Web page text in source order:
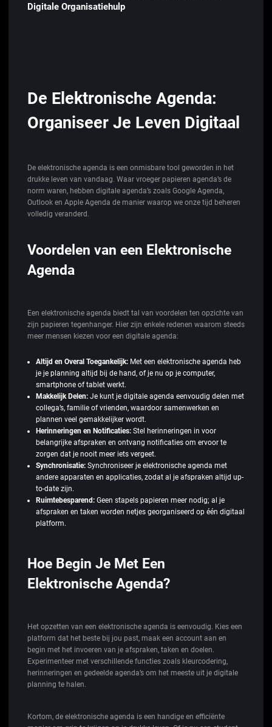
Digitale Organisatiehulp
De Elektronische Agenda:
Organiseer Je Leven Digitaal
De elektronische agenda is een onmisbare tool geworden in het
drukke leven van vandaag. Waar vroeger papieren agenda’s de
norm waren, hebben digitale agenda’s zoals Google Agenda,
Outlook en Apple Agenda de manier waarop we onze tijd beheren
volledig veranderd.
Voordelen van een Elektronische
Agenda
Een elektronische agenda biedt tal van voordelen ten opzichte van
zijn papieren tegenhanger. Hier zijn enkele redenen waarom steeds
meer mensen kiezen voor een digitale agenda:
Altijd en Overal Toegankelijk:Met een elektronische agenda heb
je je planning altijd bij de hand, of je nu op je computer,
smartphone of tablet werkt.
Makkelijk Delen:Je kunt je digitale agenda eenvoudig delen met
collega’s, familie of vrienden, waardoor samenwerken en
plannen veel gemakkelijker wordt.
Herinneringen en Notificaties:Stel herinneringen in voor
belangrijke afspraken en ontvang notificaties om ervoor te
zorgen dat je nooit meer iets vergeet.
Synchronisatie:Synchroniseer je elektronische agenda met
andere apparaten en applicaties, zodat al je afspraken altijd up-
to-date zijn.
Ruimtebesparend:Geen stapels papieren meer nodig; al je
afspraken en taken worden netjes georganiseerd op één digitaal
platform.
Hoe Begin Je Met Een
Elektronische Agenda?
Het opzetten van een elektronische agenda is eenvoudig. Kies een
platform dat het beste bij jou past, maak een account aan en
begin met het invoeren van je afspraken, taken en doelen.
Experimenteer met verschillende functies zoals kleurcodering,
herinneringen en gedeelde agenda’s om het meeste uit je digitale
planning te halen.
Kortom, de elektronische agenda is een handige en efficiënte